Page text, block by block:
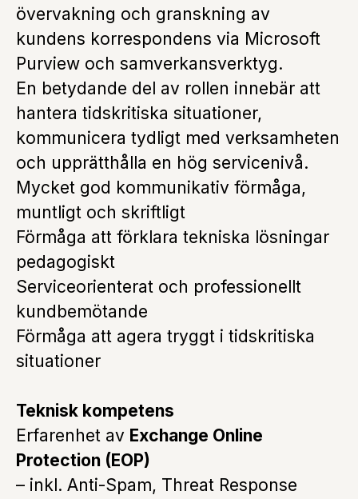
övervakning och granskning av
kundens korrespondens via Microsoft
Purview och samverkansverktyg.
En betydande del av rollen innebär att
hantera tidskritiska situationer,
kommunicera tydligt med verksamheten
och upprätthålla en hög servicenivå.
Mycket god kommunikativ förmåga,
muntligt och skriftligt
Förmåga att förklara tekniska lösningar
pedagogiskt
Serviceorienterat och professionellt
kundbemötande
Förmåga att agera tryggt i tidskritiska
situationer
Teknisk kompetens
Erfarenhet av Exchange Online
Protection (EOP)
– inkl. Anti-Spam, Threat Response